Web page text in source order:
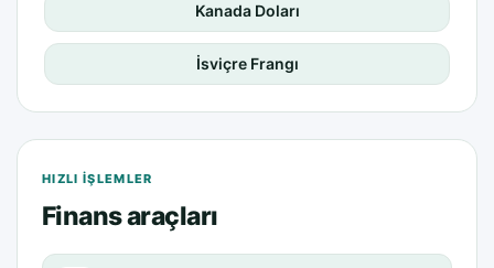
Kanada Doları
İsviçre Frangı
HIZLI IŞLEMLER
Finans araçları